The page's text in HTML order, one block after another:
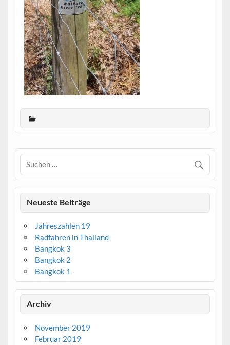
Neueste Beiträge
Jahreszahlen 19
Radfahren in Thailand
Bangkok 3
Bangkok 2
Bangkok 1
Archiv
November 2019
Februar 2019